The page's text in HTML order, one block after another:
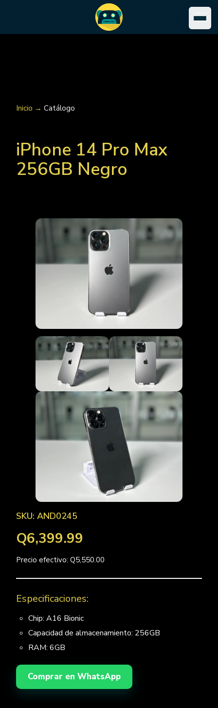
Inicio → Catálogo
iPhone 14 Pro Max
256GB Negro
SKU: AND0245
Q6,399.99
Precio efectivo: Q5,550.00
Especificaciones:
Chip: A16 Bionic
Capacidad de almacenamiento: 256GB
RAM: 6GB
Comprar en WhatsApp